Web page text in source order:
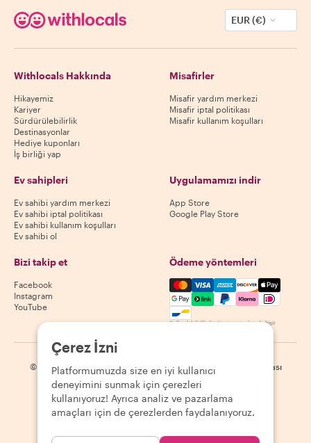
EUR (€)
Withlocals Hakkında
Hikayemiz
Kariyer
Sürdürülebilirlik
Destinasyonlar
Hediye kuponları
İş birliği yap
Misafirler
Misafir yardım merkezi
Misafir iptal politikası
Misafir kullanım koşulları
Ev sahipleri
Ev sahibi yardım merkezi
Ev sahibi iptal politikası
Ev sahibi kullanım koşulları
Ev sahibi ol
Uygulamamızı indir
App Store
Google Play Store
Bizi takip et
Facebook
Instagram
YouTube
Ödeme yöntemleri
Mastercard, Visa, Amex,
Kullanılabilirlik destinasyona göre değişir
© 2026 Withlocals.com Gizlilik Politikası | Site haritası
Çerez İzni
Platformumuzda size en iyi kullanıcı
deneyimini sunmak için çerezleri
kullanıyoruz! Ayrıca analiz ve pazarlama
amaçları için de çerezlerden faydalanıyoruz.